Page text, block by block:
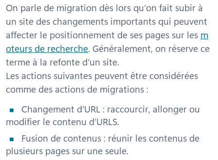
On parle de migration dès lors qu’on fait subir à
un site des changements importants qui peuvent
affecter le positionnement de ses pages sur les m
oteurs de recherche. Généralement, on réserve ce
terme à la refonte d’un site.
Les actions suivantes peuvent être considérées
comme des actions de migrations :
Changement d’URL : raccourcir, allonger ou
modifier le contenu d’URLS.
Fusion de contenus : réunir les contenus de
plusieurs pages sur une seule.